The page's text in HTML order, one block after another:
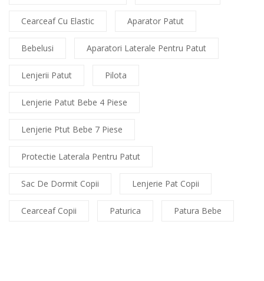
Cearceaf Cu Elastic Aparator Patut
Bebelusi Aparatori Laterale Pentru Patut
Lenjerii Patut Pilota
Lenjerie Patut Bebe 4 Piese
Lenjerie Ptut Bebe 7 Piese
Protectie Laterala Pentru Patut
Sac De Dormit Copii Lenjerie Pat Copii
Cearceaf Copii Paturica Patura Bebe